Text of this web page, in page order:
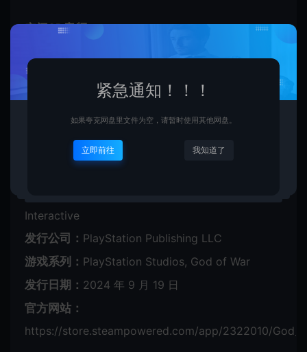
空间3D音频
利用高精度的空间3D音频，可听见从任何方向（包括
上方和下方）接近的敌人。
中文名称：战神：诸神黄昏
英文名称：God of War Ragnarök
游戏类型：动作, 冒险, 角色扮演
Interactive
发行公司： PlayStation Publishing LLC
游戏系列： PlayStation Studios, God of War
发行日期： 2024 年 9 月 19 日
官方网站：
https://store.steampowered.com/app/2322010/
紧急通知！！！
如果夸克网盘里文件为空，请暂时使用其他网盘。
立即前往 我知道了